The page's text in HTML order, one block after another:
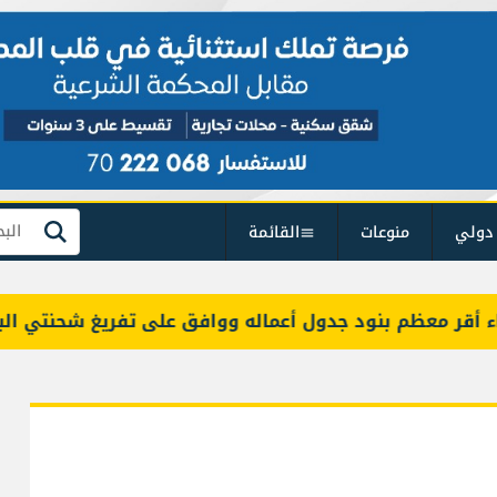
منوعات القائمة بحث
بنود جدول أعماله ووافق على تفريغ شحنتي البنزين